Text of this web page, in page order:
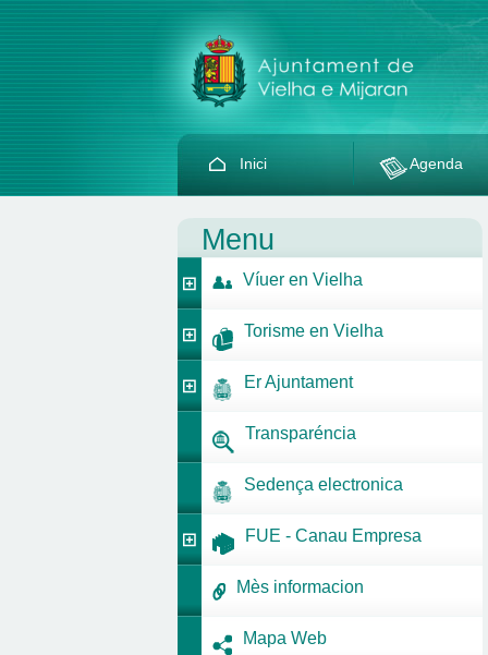
Inici Agenda
Menu
Víuer en Vielha
Torisme en Vielha
Er Ajuntament
Transparéncia
Sedença electronica
FUE - Canau Empresa
Mès informacion
Mapa Web